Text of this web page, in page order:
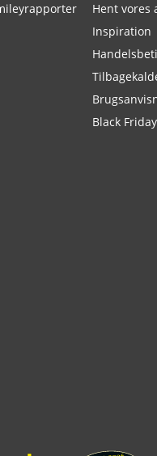
Hent vores
Inspiration
Black Friday